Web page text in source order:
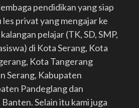
pendidikan yang siap
privat yang mengajar ke
pelajar (TK, SD, SMP,
di Kota Serang, Kota
Kota Tangerang
Serang, Kabupaten
Pandeglang dan
Selain itu kami juga